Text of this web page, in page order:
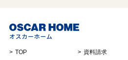
TOP
資料請求